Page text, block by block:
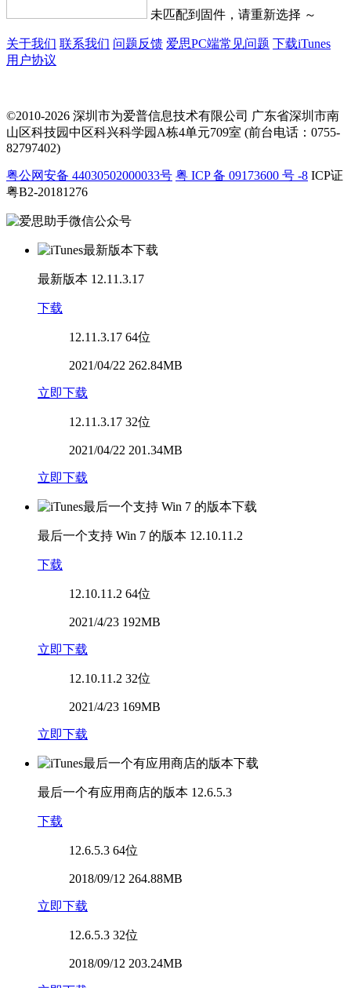
未匹配到固件，请重新选择 ～
关于我们 联系我们 问题反馈 爱思PC端常见问题 下载iTunes
用户协议
©2010-2026 深圳市为爱普信息技术有限公司 广东省深圳市南
山区科技园中区科兴科学园A栋4单元709室 (前台电话：0755-
82797402)
粤公网安备 44030502000033号 粤 ICP 备 09173600 号 -8 ICP证
粤B2-20181276
最新版本 12.11.3.17
下载
12.11.3.17 64位
2021/04/22 262.84MB
立即下载
12.11.3.17 32位
2021/04/22 201.34MB
立即下载
最后一个支持 Win 7 的版本 12.10.11.2
下载
12.10.11.2 64位
2021/4/23 192MB
立即下载
12.10.11.2 32位
2021/4/23 169MB
立即下载
最后一个有应用商店的版本 12.6.5.3
下载
12.6.5.3 64位
2018/09/12 264.88MB
立即下载
12.6.5.3 32位
2018/09/12 203.24MB